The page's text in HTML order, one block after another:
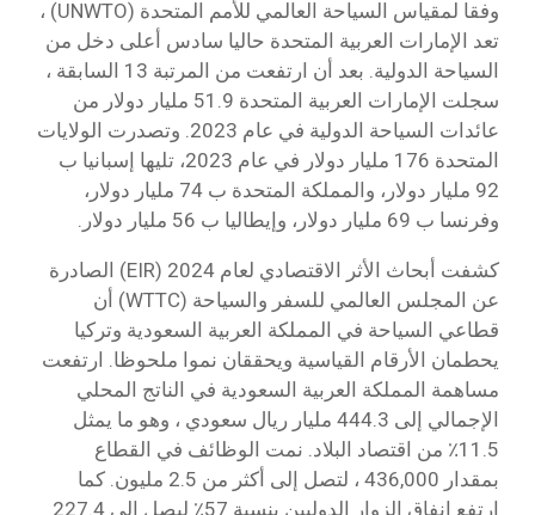
وفقا لمقياس السياحة العالمي للأمم المتحدة (UNWTO) ،
تعد الإمارات العربية المتحدة حاليا سادس أعلى دخل من
السياحة الدولية. بعد أن ارتفعت من المرتبة 13 السابقة ،
سجلت الإمارات العربية المتحدة 51.9 مليار دولار من
عائدات السياحة الدولية في عام 2023. وتصدرت الولايات
المتحدة 176 مليار دولار في عام 2023، تليها إسبانيا ب
92 مليار دولار، والمملكة المتحدة ب 74 مليار دولار،
وفرنسا ب 69 مليار دولار، وإيطاليا ب 56 مليار دولار.
كشفت أبحاث الأثر الاقتصادي لعام 2024 (EIR) الصادرة
عن المجلس العالمي للسفر والسياحة (WTTC) أن
قطاعي السياحة في المملكة العربية السعودية وتركيا
يحطمان الأرقام القياسية ويحققان نموا ملحوظا. ارتفعت
مساهمة المملكة العربية السعودية في الناتج المحلي
الإجمالي إلى 444.3 مليار ريال سعودي ، وهو ما يمثل
11.5٪ من اقتصاد البلاد. نمت الوظائف في القطاع
بمقدار 436,000 ، لتصل إلى أكثر من 2.5 مليون. كما
ارتفع إنفاق الزوار الدوليين بنسبة 57٪ ليصل إلى 227.4